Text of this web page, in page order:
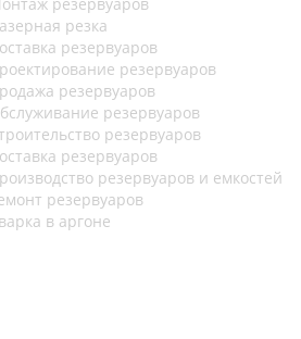
резка
резервуаров
резервуаров
резервуаров
резервуаров
резервуаров
резервуаров
резервуаров и емкостей
резервуаров
в аргоне